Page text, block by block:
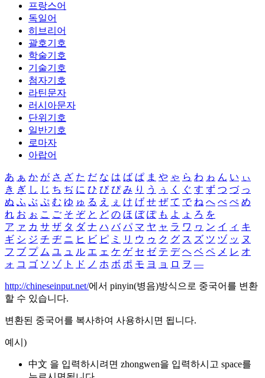
프랑스어
독일어
히브리어
괄호기호
학술기호
기술기호
첨자기호
라틴문자
러시아문자
단위기호
일반기호
로마자
아랍어
あ ぁ か が さ ざ た だ な は ば ぱ ま や ゃ ら わ ゎ ん い ぃ
き ぎ し じ ち ぢ に ひ び ぴ み り う ぅ く ぐ す ず つ づ っ
ぬ ふ ぶ ぷ む ゆ ゅ る え ぇ け げ せ ぜ て で ね へ べ ぺ め
れ お ぉ こ ご そ ぞ と ど の ほ ぼ ぽ も よ ょ ろ を
ア ァ カ サ ザ タ ダ ナ ハ バ パ マ ヤ ャ ラ ワ ヮ ン イ ィ キ
ギ シ ジ チ ヂ ニ ヒ ビ ピ ミ リ ウ ゥ ク グ ス ズ ツ ヅ ッ ヌ
フ ブ プ ム ユ ュ ル エ ェ ケ ゲ セ ゼ テ デ ヘ ベ ペ メ レ オ
ォ コ ゴ ソ ゾ ト ド ノ ホ ボ ポ モ ヨ ョ ロ ヲ ―
http://chineseinput.net/에서 pinyin(병음)방식으로 중국어를 변환
할 수 있습니다.
변환된 중국어를 복사하여 사용하시면 됩니다.
예시)
中文 을 입력하시려면 zhongwen을 입력하시고 space를